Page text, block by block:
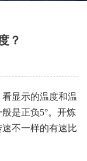
？
显示的温度和温
是正负5°。开炼
不一样的有速比